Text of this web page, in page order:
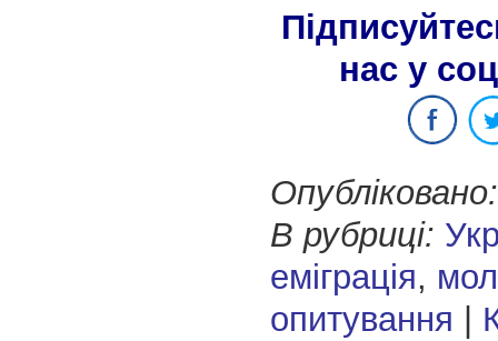
нас у
Опубліковано:
В рубриці:
еміграція,
опитування